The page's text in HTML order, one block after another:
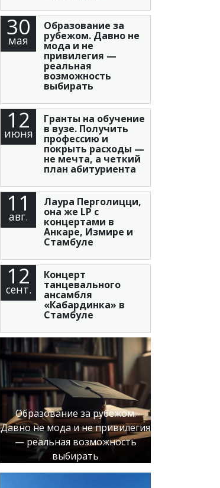
30
мая
Образование за
рубежом. Давно не
мода и не
привилегия —
реальная
возможность
выбирать
12
июня
Гранты на обучение
в вузе. Получить
профессию и
покрыть расходы —
не мечта, а четкий
план абитуриента
11
авг.
Лаура Перголицци,
она же LP с
концертами в
Анкаре, Измире и
Стамбуле
12
сент.
Концерт
танцевального
ансамбля
«Кабардинка» в
Стамбуле
Образование за рубежом.
Давно не мода и не привилегия
— реальная возможность
выбирать